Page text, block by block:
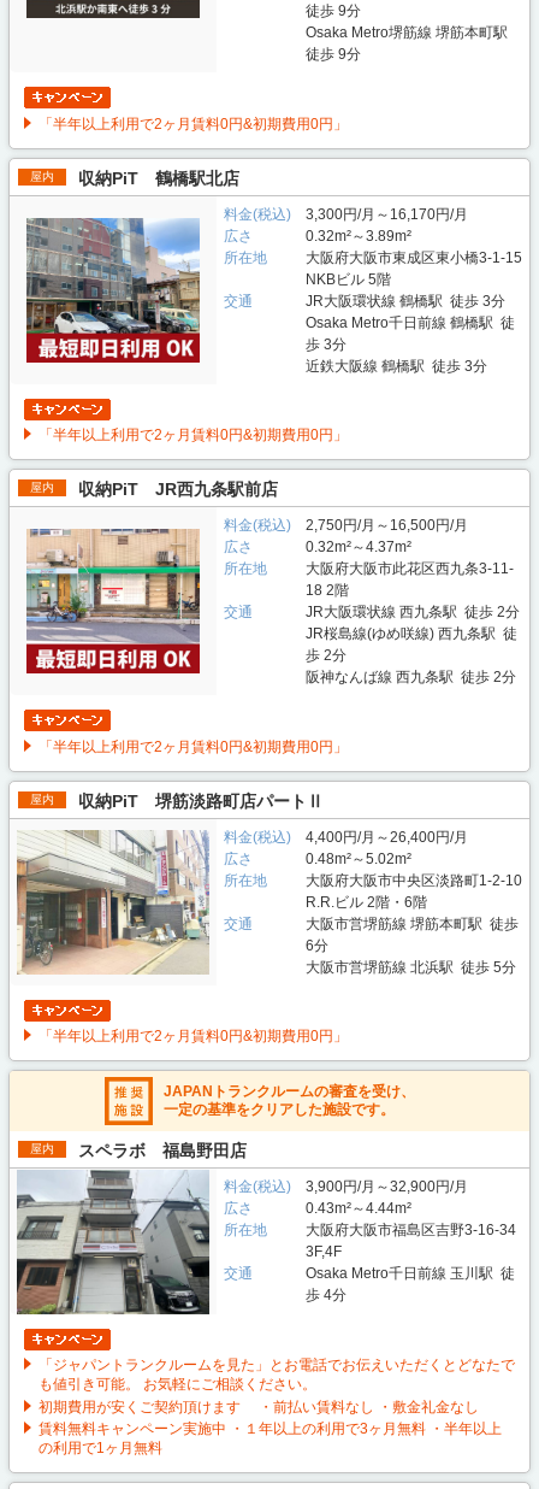
徒歩 9分
Osaka Metro堺筋線 堺筋本町駅
徒歩 9分
「半年以上利用で2ヶ月賃料0円&初期費用0円」
屋内 収納PiT 鶴橋駅北店
料金(税込)
3,300円/月～16,170円/月
広さ
0.32m²～3.89m²
所在地
大阪府大阪市東成区東小橋3-1-15
NKBビル 5階
交通
JR大阪環状線 鶴橋駅 徒歩 3分
Osaka Metro千日前線 鶴橋駅 徒
歩 3分
近鉄大阪線 鶴橋駅 徒歩 3分
「半年以上利用で2ヶ月賃料0円&初期費用0円」
屋内 収納PiT JR西九条駅前店
料金(税込)
2,750円/月～16,500円/月
広さ
0.32m²～4.37m²
所在地
大阪府大阪市此花区西九条3-11-
18 2階
交通
JR大阪環状線 西九条駅 徒歩 2分
JR桜島線(ゆめ咲線) 西九条駅 徒
歩 2分
阪神なんば線 西九条駅 徒歩 2分
「半年以上利用で2ヶ月賃料0円&初期費用0円」
屋内 収納PiT 堺筋淡路町店パートⅡ
料金(税込)
4,400円/月～26,400円/月
広さ
0.48m²～5.02m²
所在地
大阪府大阪市中央区淡路町1-2-10
R.R.ビル 2階・6階
交通
大阪市営堺筋線 堺筋本町駅 徒歩
6分
大阪市営堺筋線 北浜駅 徒歩 5分
「半年以上利用で2ヶ月賃料0円&初期費用0円」
JAPANトランクルームの審査を受け、
一定の基準をクリアした施設です。
屋内 スペラボ 福島野田店
料金(税込)
3,900円/月～32,900円/月
広さ
0.43m²～4.44m²
所在地
大阪府大阪市福島区吉野3-16-34
3F,4F
交通
Osaka Metro千日前線 玉川駅 徒
歩 4分
「ジャパントランクルームを見た」とお電話でお伝えいただくとどなたで
も値引き可能。 お気軽にご相談ください。
初期費用が安くご契約頂けます ・前払い賃料なし ・敷金礼金なし
賃料無料キャンペーン実施中 ・１年以上の利用で3ヶ月無料 ・半年以上
の利用で1ヶ月無料